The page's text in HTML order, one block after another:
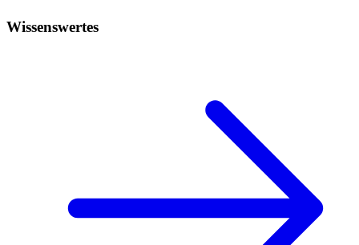
Wissenswertes